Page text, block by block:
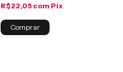
R$22,05 com Pix
Comprar